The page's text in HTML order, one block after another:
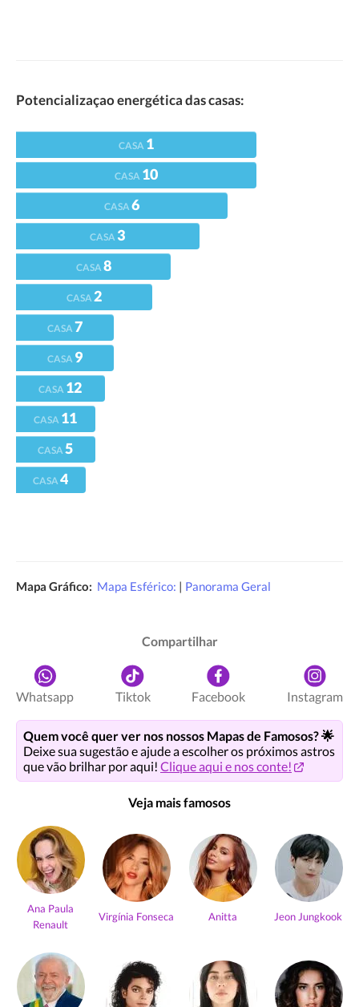
Potencializaçao energética das casas:
CASA 1
CASA 10
CASA6
CASA 3
CASA8
CASA2
CASA7
CASA 9
CASA 12
CASA 11
CASA5
CASA4
Mapa Gráfico: Mapa Esférico: | Panorama Geral
Compartilhar
Whatsapp Tiktok Facebook Instagram
Quem você quer ver nos nossos Mapas de Famosos? 🌟
Deixe sua sugestão e ajude a escolher os próximos astros
que vão brilhar por aqui! Clique aqui e nos conte!
Veja mais famosos
Ana Paula
Renault
Virgínia Fonseca Anitta Jeon Jungkook